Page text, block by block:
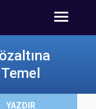
YAZDIR